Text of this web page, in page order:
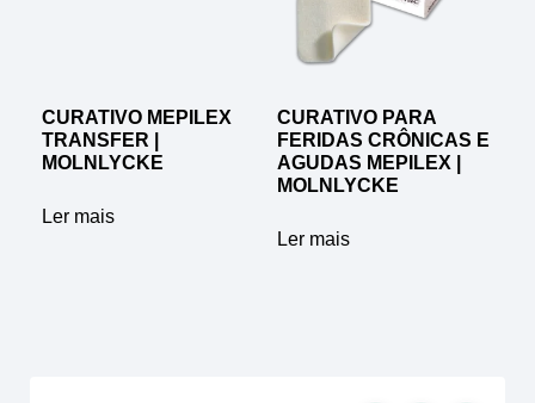
CURATIVO MEPILEX
TRANSFER |
MOLNLYCKE
Ler mais
CURATIVO PARA
FERIDAS CRÔNICAS E
AGUDAS MEPILEX |
MOLNLYCKE
Ler mais